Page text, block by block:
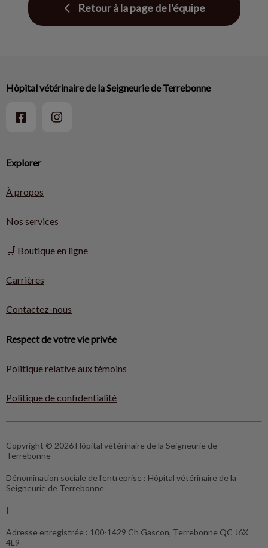
Retour à la page de l'équipe
Explorer
À propos
Nos services
🛒 Boutique en ligne
Carrières
Contactez-nous
Respect de votre vie privée
Politique relative aux témoins
Politique de confidentialité
Hôpital vétérinaire de la Seigneurie de Terrebonne
Copyright © 2026 Hôpital vétérinaire de la Seigneurie de
Terrebonne
Dénomination sociale de l'entreprise : Hôpital vétérinaire de la
Seigneurie de Terrebonne
|
Adresse enregistrée : 100-1429 Ch Gascon, Terrebonne QC J6X
4L9